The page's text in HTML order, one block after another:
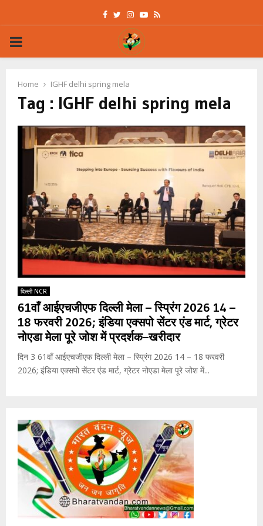
Facebook
Twitter
Instagram
Youtube
Rss
PRIMARY
Home IGHF delhi spring mela
Tag : IGHF delhi spring mela
दिल्ली NCR
61वाँ आईएचजीएफ दिल्ली मेला – स्प्रिंग 2026 14 –
18 फरवरी 2026; इंडिया एक्सपो सेंटर एंड मार्ट, ग्रेटर
नोएडा मेला पूरे जोश में प्रदर्शक–खरीदार
दिन 3 61वाँ आईएचजीएफ दिल्ली मेला – स्प्रिंग 2026 14 – 18 फरवरी
2026; इंडिया एक्सपो सेंटर एंड मार्ट, ग्रेटर नोएडा मेला पूरे जोश में...